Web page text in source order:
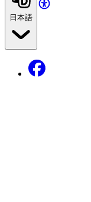
日本語
Facebook